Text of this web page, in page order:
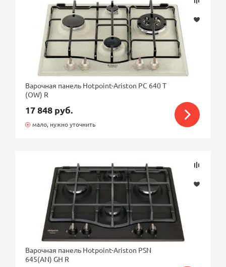
Установка
Количество конфорок
Расположение панели
Защитное отключение
Электроподжиг
Газ-контроль конфорок
Варочная панель Hotpoint-Ariston PC 640 T
(OW) R
17 848 руб.
мало, нужно уточнить
Варочная панель Hotpoint-Ariston PSN
645(AN) GH R